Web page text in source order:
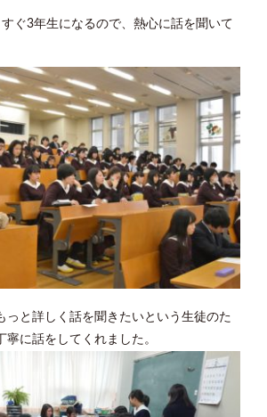
ぐ3年生になるので、熱心に話を聞いて
っと詳しく話を聞きたいという生徒のた
寧に話をしてくれました。